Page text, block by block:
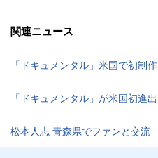
関連ニュース
「ドキュメンタル」米国で初制作
「ドキュメンタル」が米国初進出
松本人志 青森県でファンと交流